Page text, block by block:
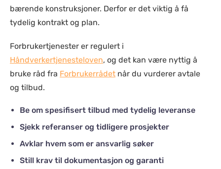
bærende konstruksjoner. Derfor er det viktig å få
tydelig kontrakt og plan.
Forbrukertjenester er regulert i
Håndverkertjenesteloven, og det kan være nyttig å
bruke råd fra Forbrukerrådet når du vurderer avtale
og tilbud.
Be om spesifisert tilbud med tydelig leveranse
Sjekk referanser og tidligere prosjekter
Avklar hvem som er ansvarlig søker
Still krav til dokumentasjon og garanti